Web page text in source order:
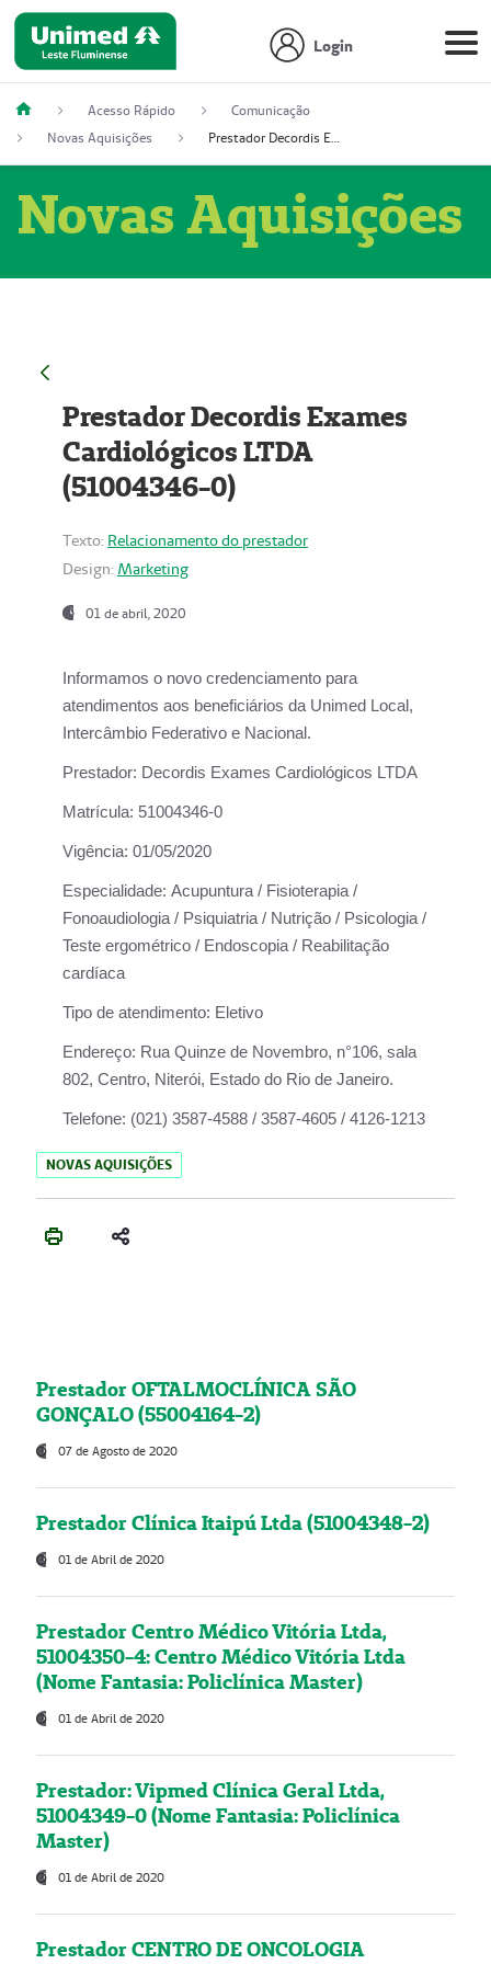
Login
Acesso Rápido
Comunicação
Novas Aquisições
Prestador Decordis Exames Cardiológicos LTDA (51004346-0)
Novas Aquisições
Prestador Decordis Exames
Cardiológicos LTDA
(51004346-0)
Texto: Relacionamento do prestador
Design: Marketing
01 de abril, 2020
Informamos o novo credenciamento para
atendimentos aos beneficiários da Unimed Local,
Intercâmbio Federativo e Nacional.
Prestador: Decordis Exames Cardiológicos LTDA
Matrícula: 51004346-0
Vigência: 01/05/2020
Especialidade: Acupuntura / Fisioterapia /
Fonoaudiologia / Psiquiatria / Nutrição / Psicologia /
Teste ergométrico / Endoscopia / Reabilitação
cardíaca
Tipo de atendimento: Eletivo
Endereço: Rua Quinze de Novembro, n°106, sala
802, Centro, Niterói, Estado do Rio de Janeiro.
Telefone: (021) 3587-4588 / 3587-4605 / 4126-1213
NOVAS AQUISIÇÕES
Prestador OFTALMOCLÍNICA SÃO
GONÇALO (55004164-2)
07 de Agosto de 2020
Prestador Clínica Itaipú Ltda (51004348-2)
01 de Abril de 2020
Prestador Centro Médico Vitória Ltda,
51004350-4: Centro Médico Vitória Ltda
(Nome Fantasia: Policlínica Master)
01 de Abril de 2020
Prestador: Vipmed Clínica Geral Ltda,
51004349-0 (Nome Fantasia: Policlínica
Master)
01 de Abril de 2020
Prestador CENTRO DE ONCOLOGIA